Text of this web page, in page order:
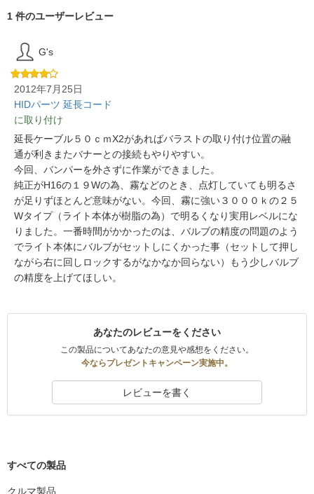
1 件のユーザーレビュー
G's
2012年7月25日
HIDパーツ 延長コード
に取り付け
延長ケーブル５０ｃｍX2があればバラストの取り付け位置の融
通が利きまたバナーとの接続もやりやすい。
今回、バンパーを外さずに作業ができました。
純正がH16の１９Wの為、霧などのとき、点灯していても明るさ
が足りずほとんど意味がない。今回、霧に強い３０００ｋの２５
Wタイプ（ライト本体が樹脂の為）で明るくなり実用レベルにな
りました。一番時間がかかったのは、バルブの精度の問題のよう
でライト本体にバルブがセットしにくかった事（セットして押し
ながら右に回しロックするがなかなか回らない）もう少しバルブ
の精度を上げてほしい。
あなたのレビューをください
この製品についてあなたの意見や感想をください。
今ならプレゼントキャンペーン実施中。
レビューを書く
すべての製品
クルマ製品